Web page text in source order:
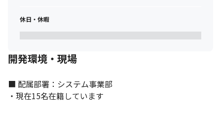
休日・休暇
開発環境・現場
■ 配属部署：システム事業部
・現在15名在籍しています